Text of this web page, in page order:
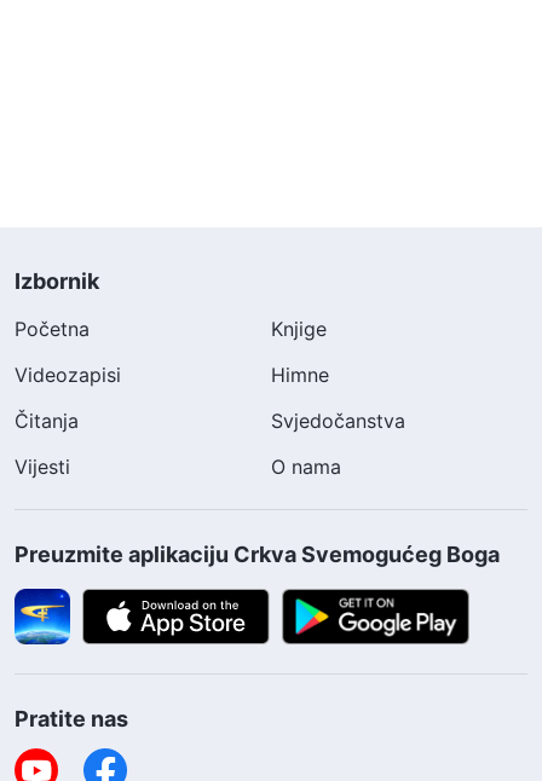
Izbornik
Početna
Knjige
Videozapisi
Himne
Čitanja
Svjedočanstva
Vijesti
O nama
Preuzmite aplikaciju Crkva Svemogućeg Boga
Pratite nas